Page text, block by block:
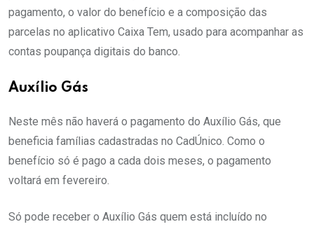
pagamento, o valor do benefício e a composição das
parcelas no aplicativo Caixa Tem, usado para acompanhar as
contas poupança digitais do banco.
Auxílio Gás
Neste mês não haverá o pagamento do Auxílio Gás, que
beneficia famílias cadastradas no CadÚnico. Como o
benefício só é pago a cada dois meses, o pagamento
voltará em fevereiro.
Só pode receber o Auxílio Gás quem está incluído no